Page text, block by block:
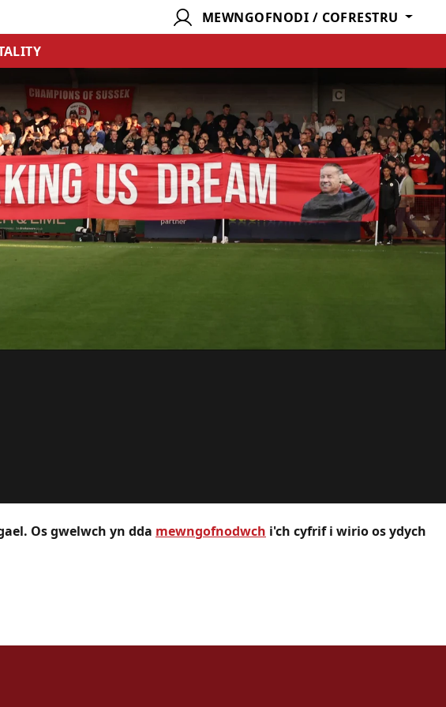
MEWNGOFNODI / COFRESTRU
Os gwelwch yn dda mewngofnodwch i'ch cyfrif i wirio os ydych